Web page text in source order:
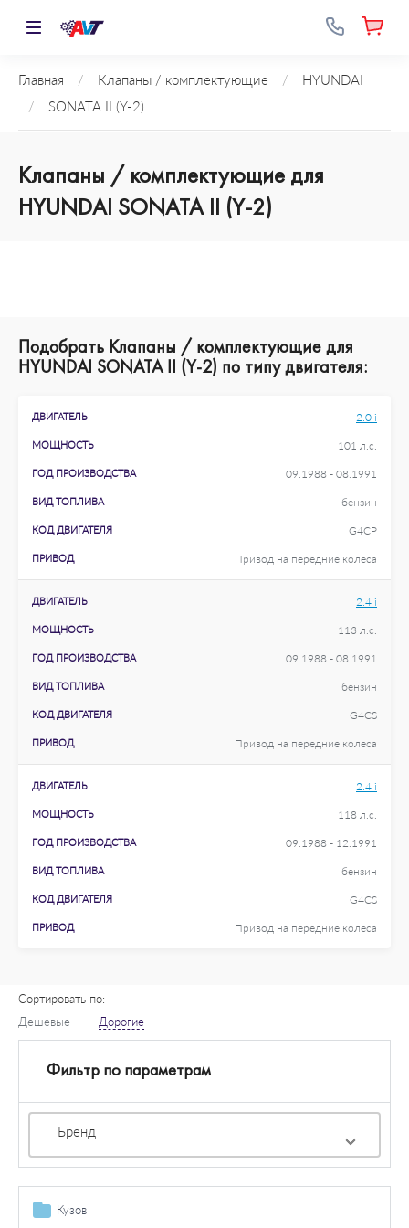
Главная / Клапаны / комплектующие /
HYUNDAI
/
SONATA II (Y-2)
Клапаны / комплектующие для
HYUNDAI SONATA II (Y-2)
Подобрать Клапаны / комплектующие для
HYUNDAI SONATA II (Y-2) по типу двигателя:
ДВИГАТЕЛЬ 2.0 i
МОЩНОСТЬ 101 л.с.
ГОД ПРОИЗВОДСТВА 09.1988 - 08.1991
ВИД ТОПЛИВА бензин
КОД ДВИГАТЕЛЯ G4CP
ПРИВОД Привод на передние колеса
ДВИГАТЕЛЬ 2.4 i
МОЩНОСТЬ 113 л.с.
ГОД ПРОИЗВОДСТВА 09.1988 - 08.1991
ВИД ТОПЛИВА бензин
КОД ДВИГАТЕЛЯ G4CS
ПРИВОД Привод на передние колеса
ДВИГАТЕЛЬ 2.4 i
МОЩНОСТЬ 118 л.с.
ГОД ПРОИЗВОДСТВА 09.1988 - 12.1991
ВИД ТОПЛИВА бензин
КОД ДВИГАТЕЛЯ G4CS
ПРИВОД Привод на передние колеса
Сортировать по:
Дешевые
Дорогие
Фильтр по параметрам
Бренд
Кузов